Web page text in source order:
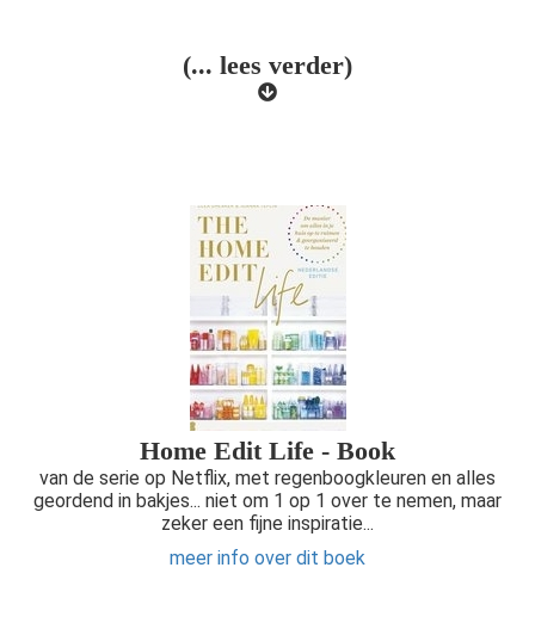
(... lees verder)
Home Edit Life - Book
van de serie op Netflix, met regenboogkleuren en alles
geordend in bakjes... niet om 1 op 1 over te nemen, maar
zeker een fijne inspiratie...
meer info over dit boek